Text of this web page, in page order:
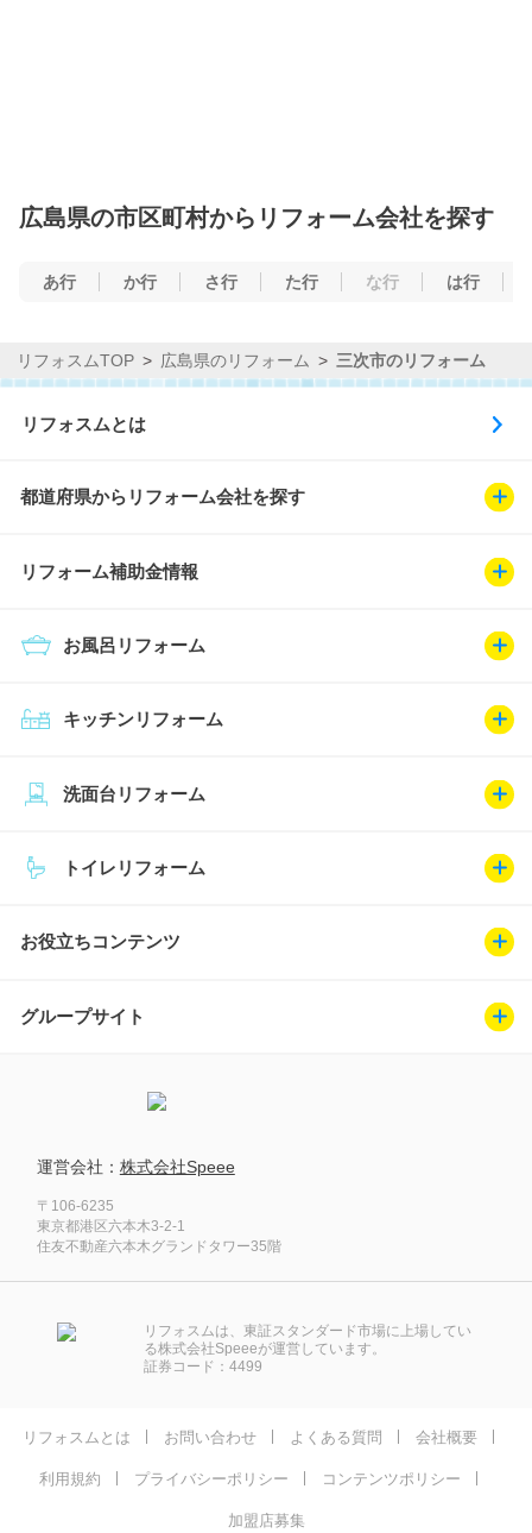
広島県の市区町村からリフォーム会社を探す
あ行 か行 さ行 た行 な行 は行
リフォスムTOP 広島県のリフォーム 三次市のリフォーム
リフォスムとは
都道府県からリフォーム会社を探す
リフォーム補助金情報
キッチンリフォーム
お風呂リフォーム
トイレリフォーム
洗面台リフォーム
お役立ちコンテンツ
グループサイト
運営会社： 株式会社Speee
〒106-6235
東京都港区六本木3-2-1
住友不動産六本木グランドタワー35階
リフォスムは、東証スタンダード市場に上場してい
る株式会社Speeeが運営しています。
証券コード：4499
リフォスムとは お問い合わせ よくある質問 会社概要
利用規約 プライバシーポリシー コンテンツポリシー
加盟店募集